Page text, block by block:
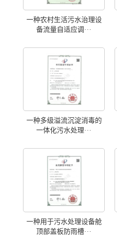
一种农村生活污水治理设
备流量自适应调···
一种多级溢流沉淀消毒的
一体化污水处理···
一种用于污水处理设备舱
顶部盖板防雨槽···